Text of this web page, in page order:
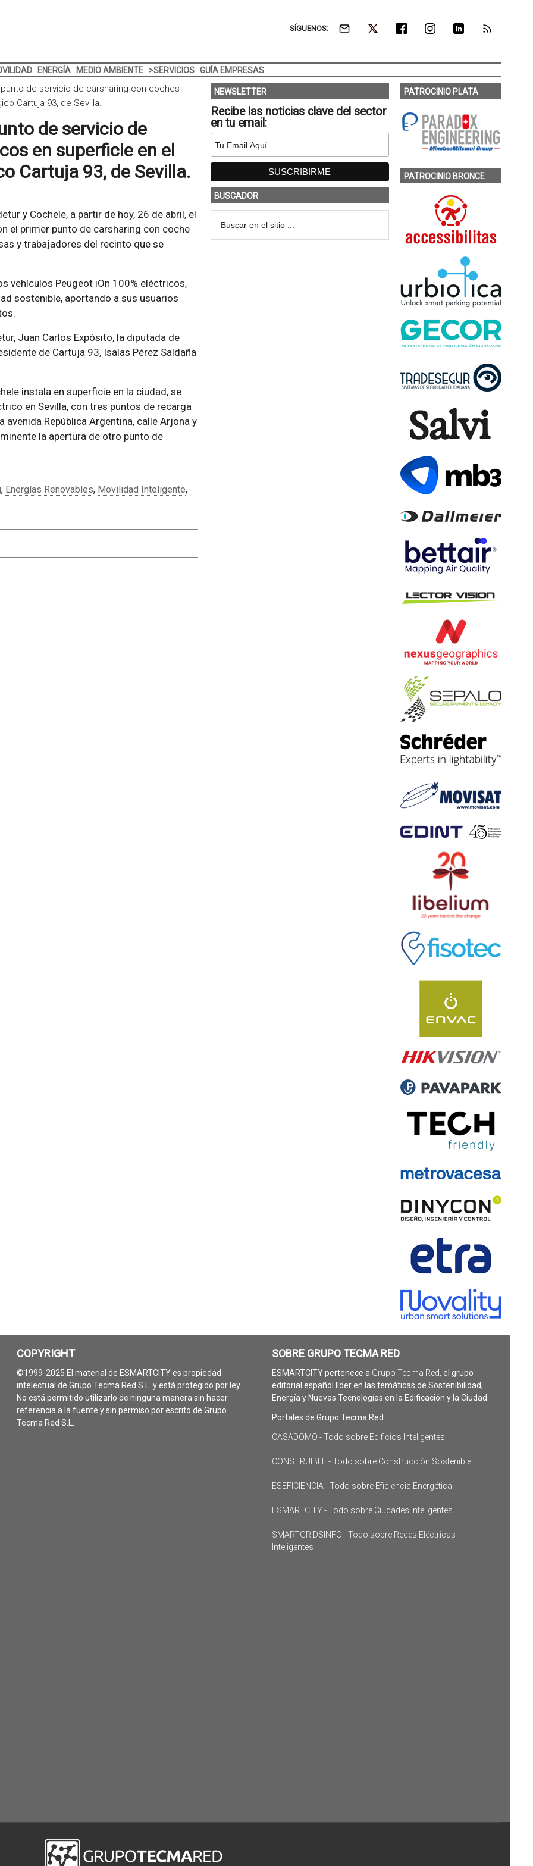
SÍGUENOS:
ENERGÍA MEDIO AMBIENTE >SERVICIOS GUÍA EMPRESAS
de servicio de carsharing con coches
Cartuja 93, de Sevilla.
de servicio de
en superficie en el
Cartuja 93, de Sevilla.
y Cochele, a partir de hoy, 26 de abril, el
el primer punto de carsharing con coche
y trabajadores del recinto que se
vehículos Peugeot iOn 100% eléctricos,
sostenible, aportando a sus usuarios
Juan Carlos Expósito, la diputada de
de Cartuja 93, Isaías Pérez Saldaña
instala en superficie en la ciudad, se
en Sevilla, con tres puntos de recarga
República Argentina, calle Arjona y
la apertura de otro punto de
, Energías Renovables, Movilidad Inteligente,
NEWSLETTER
Recibe las noticias clave del sector
en tu email:
BUSCADOR
PATROCINIO PLATA
PATROCINIO BRONCE
COPYRIGHT
©1999-2025 El material de ESMARTCITY es propiedad
intelectual de Grupo Tecma Red S.L. y está protegido por ley.
No está permitido utilizarlo de ninguna manera sin hacer
referencia a la fuente y sin permiso por escrito de Grupo
Tecma Red S.L.
SOBRE GRUPO TECMA RED
ESMARTCITY pertenece a Grupo Tecma Red, el grupo
editorial español líder en las temáticas de Sostenibilidad,
Energía y Nuevas Tecnologías en la Edificación y la Ciudad.
Portales de Grupo Tecma Red:
CASADOMO - Todo sobre Edificios Inteligentes
CONSTRUIBLE - Todo sobre Construcción Sostenible
ESEFICIENCIA - Todo sobre Eficiencia Energética
ESMARTCITY - Todo sobre Ciudades Inteligentes
SMARTGRIDSINFO - Todo sobre Redes Eléctricas
Inteligentes